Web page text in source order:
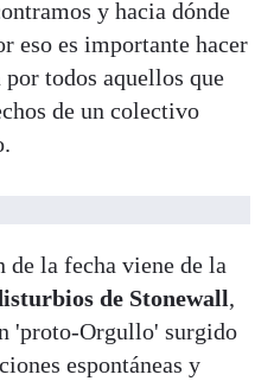
y hacia dónde
eso es importante hacer
todos aquellos que
de un colectivo
de la fecha viene de la
de Stonewall,
'proto-Orgullo' surgido
espontáneas y